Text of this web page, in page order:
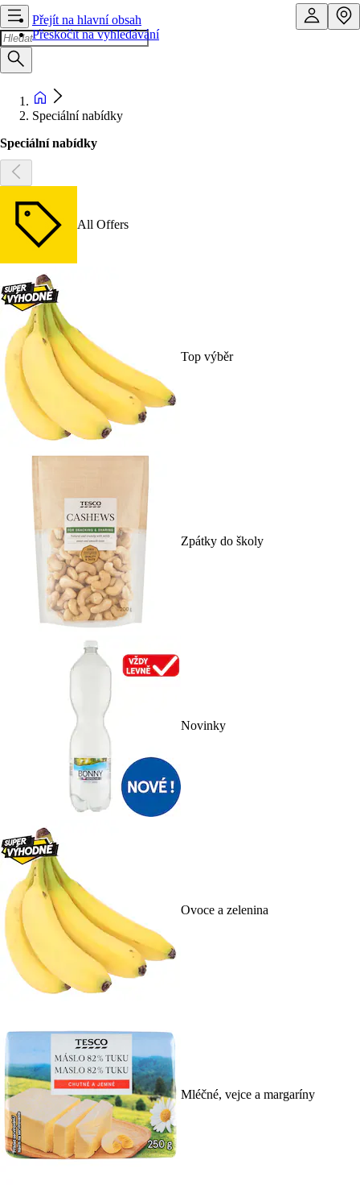
Přejít na hlavní obsah
Přeskočit na vyhledávání
Speciální nabídky
Speciální nabídky
All Offers
Top výběr
Zpátky do školy
Novinky
Ovoce a zelenina
Mléčné, vejce a margaríny